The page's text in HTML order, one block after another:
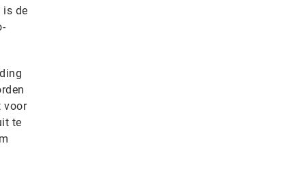
is de
voor
te